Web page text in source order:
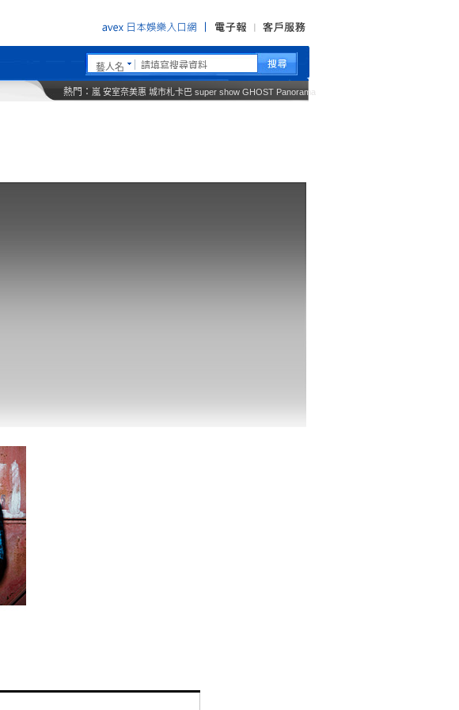
藝人名
熱門： 嵐 安室奈美惠 城市札卡巴 super show GHOST Panorama